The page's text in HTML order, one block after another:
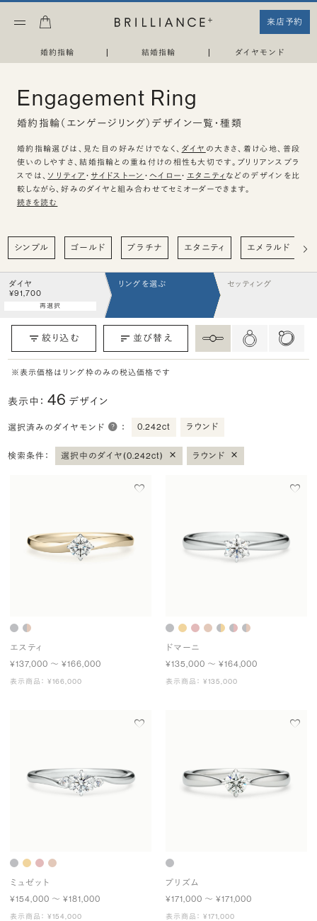
来店予約
婚約指輪 | 結婚指輪 | ダイヤモンド
Engagement Ring
婚約指輪（エンゲージリング）デザイン一覧・種類
婚約指輪選びは、見た目の好みだけでなく、 ダイヤ の大きさ、着け心地、普段
使いのしやすさ、結婚指輪との重ね付けの相性も大切です。ブリリアンスプラ
スでは、 ソリティア ・ サイドストーン ・ ヘイロー・ エタニティ などのデザインを比
較しながら、好みのダイヤと組み合わせてセミオーダーできます。
続きを読む
シンプル ゴールド プラチナ エタニティ エメラルド
ダイヤ
¥91,700
再選択
リングを選ぶ セッティング
絞り込む 並び替え
※表示価格はリング枠のみの税込価格です
表示中：46 デザイン
選択済みのダイヤモンド ： 0.242ct ラウンド
検索条件： 選択中のダイヤ(0.242ct) × ラウンド ×
エスティ
¥137,000 〜 ¥166,000
表示商品： ¥166,000
ドマーニ
¥135,000 〜 ¥164,000
表示商品： ¥135,000
ミュゼット
¥154,000 〜 ¥181,000
表示商品： ¥154,000
プリズム
¥171,000 〜 ¥171,000
表示商品： ¥171,000